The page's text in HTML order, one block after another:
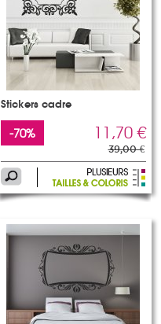
Stickers cadre
-70% 11,70 €
39,00 €